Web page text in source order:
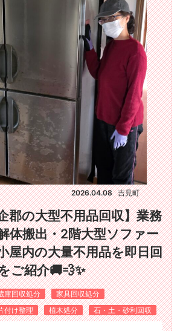
2026.04.08 吉見町
郡の大型不用品回収】業務
体搬出・2階大型ソファー
屋内の大量不用品を即日回
ご紹介🚚💨✨
庫回収処分
家具回収処分
付け整理 植木処分 石・土・砂利回収